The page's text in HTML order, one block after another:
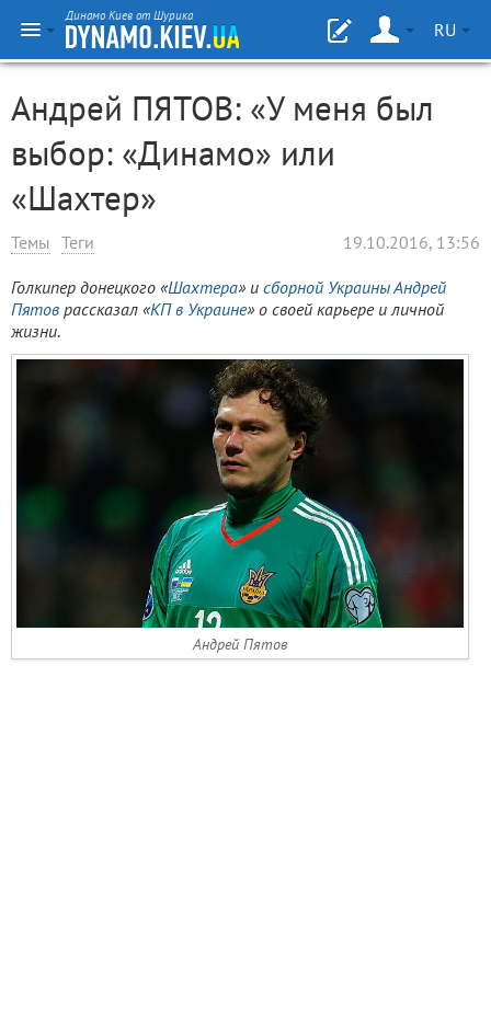
Динамо Киев от Шурика
RU
Андрей ПЯТОВ: «У меня был
выбор: «Динамо» или
«Шахтер»
Темы Теги 19.10.2016, 13:56
Голкипер донецкого «Шахтера» и сборной УкраиныАндрей
Пятов рассказал «КП в Украине» о своей карьере и личной
жизни.
Андрей Пятов